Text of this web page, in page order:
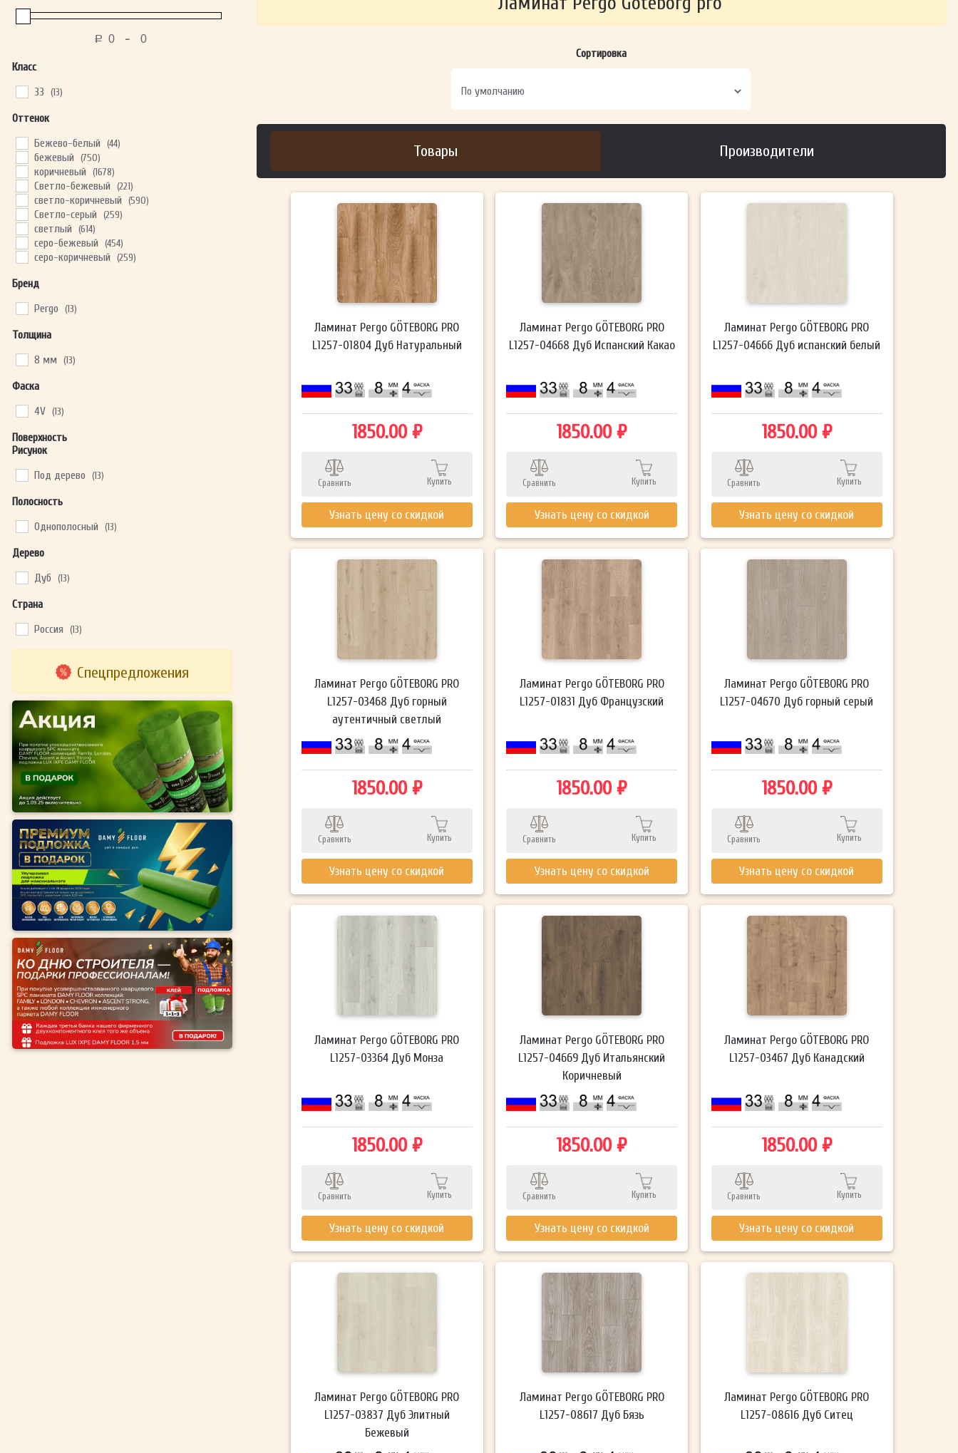
ОТПРАВИТЬ
Р -
Класс
33 (13)
Оттенок
Бежево-белый (44)
бежевый (750)
коричневый (1678)
Светло-бежевый (221)
светло-коричневый (590)
Светло-серый (259)
светлый (614)
серо-бежевый (454)
серо-коричневый (259)
Бренд
Pergo (13)
Толщина
8 мм (13)
Фаска
4V (13)
Поверхность
Рисунок
Под дерево (13)
Полосность
Однополосный (13)
Дерево
Дуб (13)
Страна
Россия (13)
Спецпредложения
Сортировка
Товары Производители
Ламинат Pergo GÖTEBORG PRO
L1257-01804 Дуб Натуральный
1850.00 ₽
Сравнить Купить
Узнать цену со скидкой
Ламинат Pergo GÖTEBORG PRO
L1257-04668 Дуб Испанский Какао
1850.00 ₽
Сравнить Купить
Узнать цену со скидкой
Ламинат Pergo GÖTEBORG PRO
L1257-04666 Дуб испанский белый
1850.00 ₽
Сравнить Купить
Узнать цену со скидкой
Ламинат Pergo GÖTEBORG PRO
L1257-03468 Дуб горный
аутентичный светлый
1850.00 ₽
Сравнить Купить
Узнать цену со скидкой
Ламинат Pergo GÖTEBORG PRO
L1257-01831 Дуб Французский
1850.00 ₽
Сравнить Купить
Узнать цену со скидкой
Ламинат Pergo GÖTEBORG PRO
L1257-04670 Дуб горный серый
1850.00 ₽
Сравнить Купить
Узнать цену со скидкой
Ламинат Pergo GÖTEBORG PRO
L1257-03364 Дуб Монза
1850.00 ₽
Сравнить Купить
Узнать цену со скидкой
Ламинат Pergo GÖTEBORG PRO
L1257-04669 Дуб Итальянский
Коричневый
1850.00 ₽
Сравнить Купить
Узнать цену со скидкой
Ламинат Pergo GÖTEBORG PRO
L1257-03467 Дуб Канадский
1850.00 ₽
Сравнить Купить
Узнать цену со скидкой
Ламинат Pergo GÖTEBORG PRO
L1257-03837 Дуб Элитный
Бежевый
Ламинат Pergo GÖTEBORG PRO
L1257-08617 Дуб Бязь
Ламинат Pergo GÖTEBORG PRO
L1257-08616 Дуб Ситец